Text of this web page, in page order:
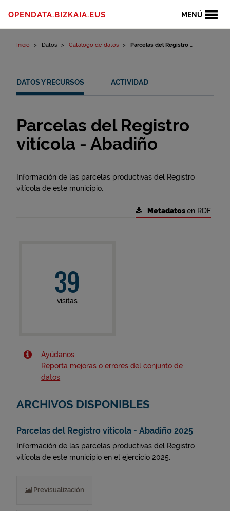
MENÚ
OPENDATA.BIZKAIA.EUS
Inicio Datos Catálogo de datos Parcelas del Registro ...
DATOS Y RECURSOS ACTIVIDAD
Parcelas del Registro
vitícola - Abadiño
Información de las parcelas productivas del Registro
vitícola de este municipio.
Metadatosen RDF
39
visitas
Ayúdanos.
Reporta mejoras o errores del conjunto de
datos
ARCHIVOS DISPONIBLES
Parcelas del Registro vitícola - Abadiño 2025
Información de las parcelas productivas del Registro
vitícola de este municipio en el ejercicio 2025.
Previsualización